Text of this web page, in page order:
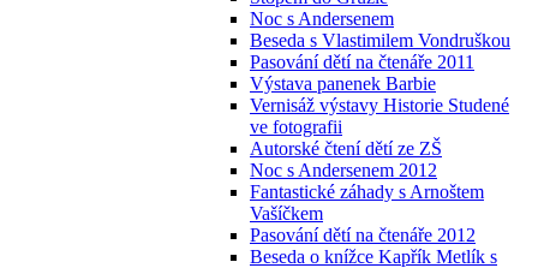
Noc s Andersenem
Beseda s Vlastimilem Vondruškou
Pasování dětí na čtenáře 2011
Výstava panenek Barbie
Vernisáž výstavy Historie Studené
ve fotografii
Autorské čtení dětí ze ZŠ
Noc s Andersenem 2012
Fantastické záhady s Arnoštem
Vašíčkem
Pasování dětí na čtenáře 2012
Beseda o knížce Kapřík Metlík s